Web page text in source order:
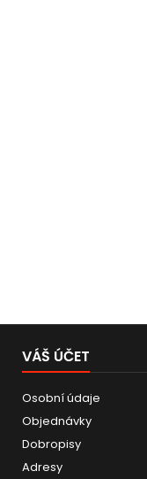
VÁŠ ÚČET
Osobní údaje
Objednávky
Dobropisy
Adresy